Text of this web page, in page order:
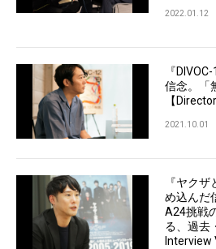
2022.01.12
『
信念。「
【
2021.10.01
『ヤク
め込んだ
A24挑戦
る、過去
Interview